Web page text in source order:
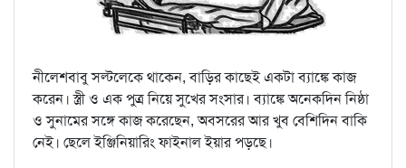
নীলেশবাবু সল্টলেকে থাকেন, বাড়ির কাছেই একটা ব্যাঙ্কে কাজ
করেন। স্ত্রী ও এক পুত্র নিয়ে সুখের সংসার। ব্যাঙ্কে অনেকদিন নিষ্ঠা
ও সুনামের সঙ্গে কাজ করেছেন, অবসরের আর খুব বেশিদিন বাকি
নেই। ছেলে ইঞ্জিনিয়ারিং ফাইনাল ইয়ার পড়ছে।